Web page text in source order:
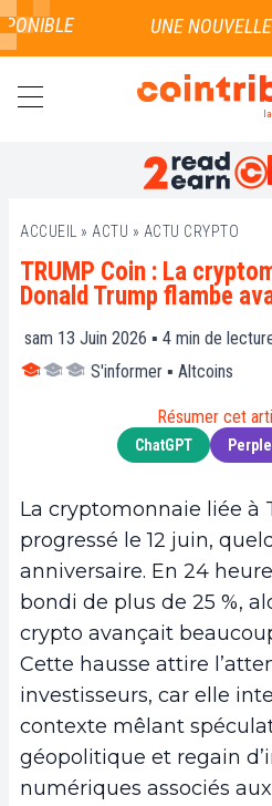
ACCUEIL » ACTU » ACTU CRYPTO
TRUMP Coin : La
Donald Trump flambe
sam 13 Juin 2026 ▪ 4 min de
S'informer ▪ Altcoins
Résumer cet
ChatGPT
La cryptomonnaie liée
progressé le 12 juin,
anniversaire. En 24
bondi de plus de 25 %,
crypto avançait
Cette hausse attire
investisseurs, car elle
contexte mêlant
géopolitique et regain
numériques associés